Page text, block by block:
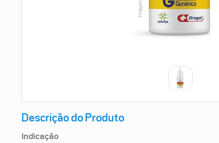
Descrição do Produto
Indicação